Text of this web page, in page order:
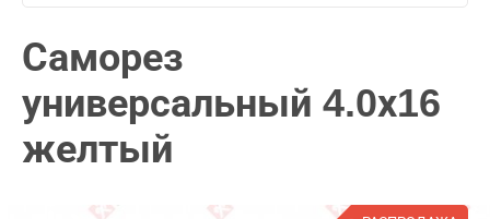
Саморез
универсальный 4.0х16
желтый